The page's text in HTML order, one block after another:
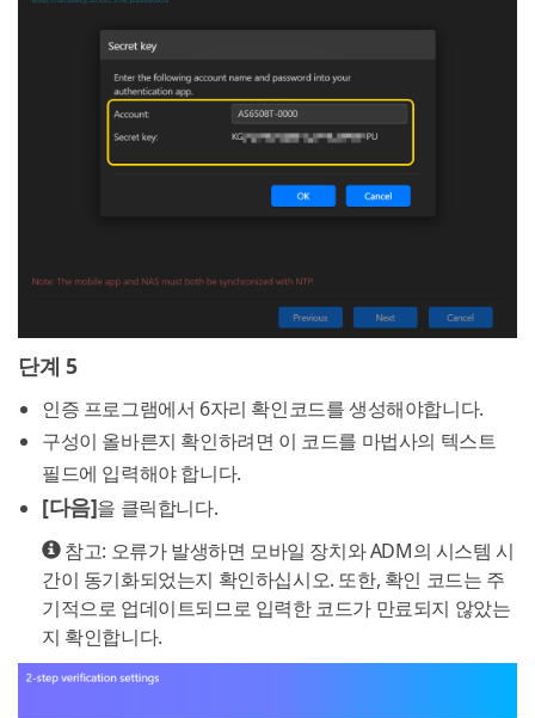
단계 5
인증 프로그램에서 6자리 확인코드를 생성해야합니다.
구성이 올바른지 확인하려면 이 코드를 마법사의 텍스트
필드에 입력해야 합니다.
[다음]을 클릭합니다.
참고: 오류가 발생하면 모바일 장치와 ADM의 시스템 시
간이 동기화되었는지 확인하십시오. 또한, 확인 코드는 주
기적으로 업데이트되므로 입력한 코드가 만료되지 않았는
지 확인합니다.